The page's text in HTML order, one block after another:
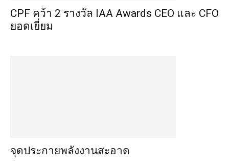
CPF คว้า 2 รางวัล IAA Awards CEO และ CFO
ยอดเยี่ยม
จุดประกายพลังงานสะอาด